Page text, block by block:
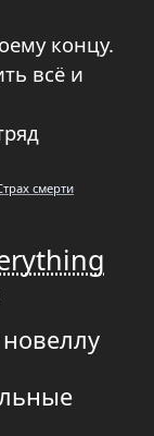
концу.
всё и
смерти